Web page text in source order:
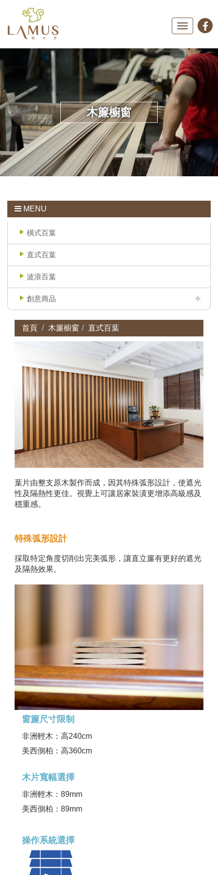
Toggle
navigation
木簾櫥窗
MENU
橫式百葉
直式百葉
波浪百葉
創意商品
首頁 木簾櫥窗 直式百葉
葉片由整支原木製作而成，因其特殊弧形設計，使遮光
性及隔熱性更佳。視覺上可讓居家裝潢更增添高級感及
穩重感。
特殊弧形設計
採取特定角度切削出完美弧形，讓直立簾有更好的遮光
及隔熱效果。
窗簾尺寸限制
非洲輕木：高240cm
美西側柏：高360cm
木片寬幅選擇
非洲輕木：89mm
美西側柏：89mm
操作系統選擇